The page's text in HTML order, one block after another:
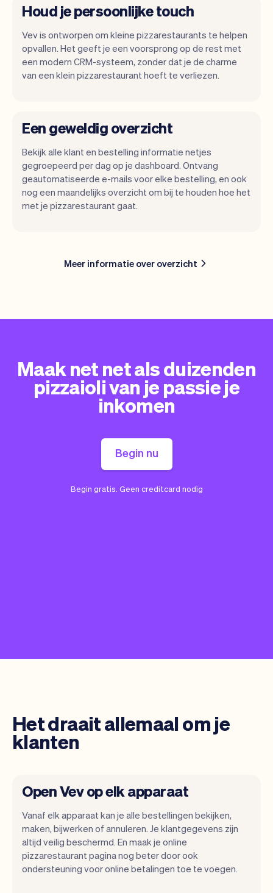
Houd je persoonlijke touch
Vev is ontworpen om kleine pizzarestaurants te helpen
opvallen. Het geeft je een voorsprong op de rest met
een modern CRM-systeem, zonder dat je de charme
van een klein pizzarestaurant hoeft te verliezen.
Een geweldig overzicht
Bekijk alle klant en bestelling informatie netjes
gegroepeerd per dag op je dashboard. Ontvang
geautomatiseerde e-mails voor elke bestelling, en ook
nog een maandelijks overzicht om bij te houden hoe het
met je pizzarestaurant gaat.
Meer informatie over overzicht
Maak net net als duizenden
pizzaioli van je passie je
inkomen
Begin nu
Begin gratis. Geen creditcard nodig
Het draait allemaal om je
klanten
Open Vev op elk apparaat
Vanaf elk apparaat kan je alle bestellingen bekijken,
maken, bijwerken of annuleren. Je klantgegevens zijn
altijd veilig beschermd. En maak je online
pizzarestaurant pagina nog beter door ook
ondersteuning voor online betalingen toe te voegen.